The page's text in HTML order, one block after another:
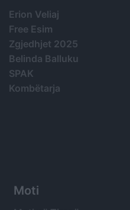
Erion Veliaj
Free Esim
Zgjedhjet 2025
Belinda Balluku
SPAK
Kombëtarja
Moti